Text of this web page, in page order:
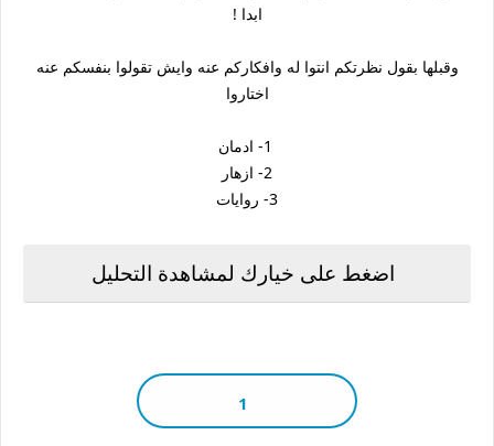
ابدا !
وقبلها بقول نظرتكم انتوا له وافكاركم عنه وايش تقولوا بنفسكم عنه
اختاروا
2- ازهار
3- روایات
اضغط على خيارك لمشاهدة التحليل
1